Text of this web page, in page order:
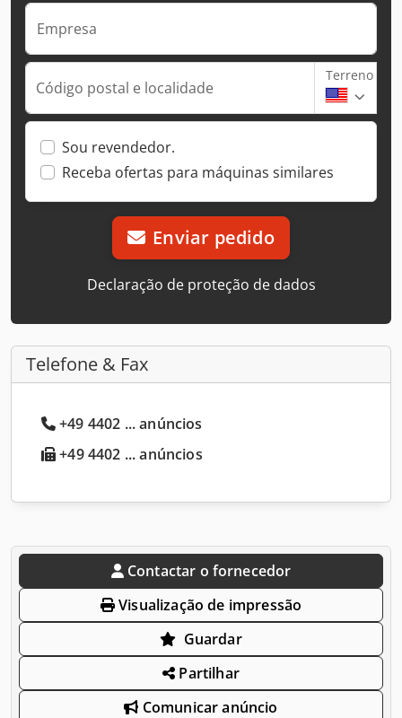
Empresa
Código postal e localidade
Terreno
Sou revendedor.
Receba ofertas para máquinas similares
Enviar pedido
Declaração de proteção de dados
Telefone & Fax
+49 4402 ... anúncios
+49 4402 ... anúncios
Contactar o fornecedor
Visualização de impressão
Guardar
Partilhar
Comunicar anúncio